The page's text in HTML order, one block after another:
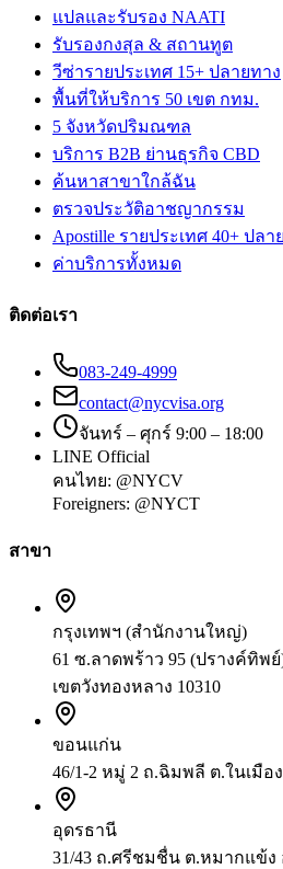
แปลและรับรอง NAATI
รับรองกงสุล & สถานทูต
วีซ่ารายประเทศ 15+ ปลายทาง
พื้นที่ให้บริการ 50 เขต กทม.
5 จังหวัดปริมณฑล
บริการ B2B ย่านธุรกิจ CBD
ค้นหาสาขาใกล้ฉัน
ตรวจประวัติอาชญากรรม
Apostille รายประเทศ 40+ ปลา
ค่าบริการทั้งหมด
ติดต่อเรา
083-249-4999
contact@nycvisa.org
จันทร์ – ศุกร์ 9:00 – 18:00
LINE Official
คนไทย: @NYCV
Foreigners: @NYCT
สาขา
กรุงเทพฯ (สำนักงานใหญ่)
61 ซ.ลาดพร้าว 95 (ปรางค์ทิพ
เขตวังทองหลาง 10310
ขอนแก่น
46/1-2 หมู่ 2 ถ.ฉิมพลี ต.ในเมือง
อุดรธานี
31/43 ถ.ศรีชมชื่น ต.หมากแข้ง